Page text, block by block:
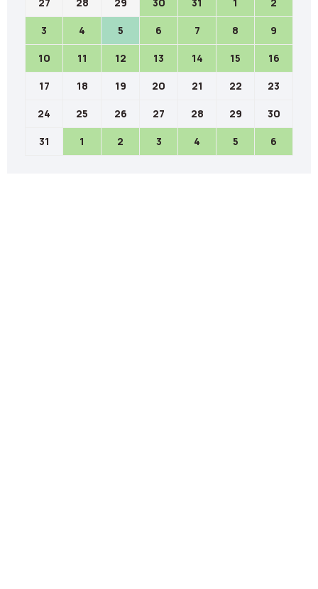
3 4 5 6 7 8 9
10 11 12 13 14 15 16
17 18 19 20 21 22 23
24 25 26 27 28 29 30
31 1 2 3 4 5 6